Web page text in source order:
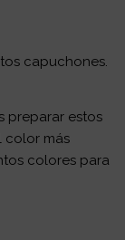
capuchones.
preparar estos
color más
colores para